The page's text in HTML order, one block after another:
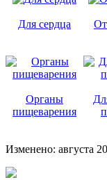
Для сердца От
Органы
пищеварения
Изменено: августа